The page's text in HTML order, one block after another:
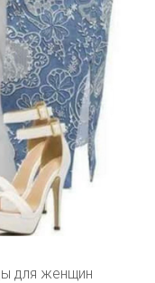
для женщин